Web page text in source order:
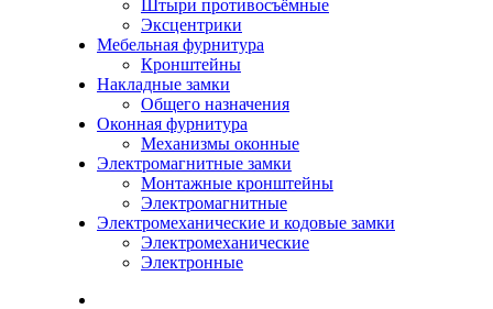
Штыри противосъёмные
Эксцентрики
Мебельная фурнитура
Кронштейны
Накладные замки
Общего назначения
Оконная фурнитура
Механизмы оконные
Электромагнитные замки
Монтажные кронштейны
Электромагнитные
Электромеханические и кодовые замки
Электромеханические
Электронные